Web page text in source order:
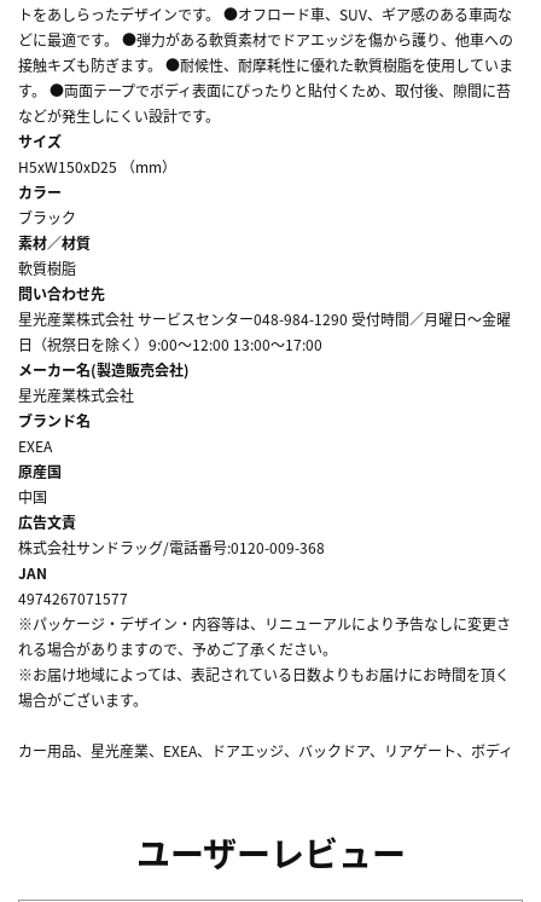
トをあしらったデザインです。 ●オフロード車、SUV、ギア感のある車両な
どに最適です。 ●弾力がある軟質素材でドアエッジを傷から護り、他車への
接触キズも防ぎます。 ●耐候性、耐摩耗性に優れた軟質樹脂を使用していま
す。 ●両面テープでボディ表面にぴったりと貼付くため、取付後、隙間に苔
などが発生しにくい設計です。
サイズ
H5xW150xD25 （mm）
カラー
ブラック
素材／材質
軟質樹脂
問い合わせ先
星光産業株式会社 サービスセンター048-984-1290 受付時間／月曜日～金曜
日（祝祭日を除く）9:00～12:00 13:00～17:00
メーカー名(製造販売会社)
星光産業株式会社
ブランド名
EXEA
原産国
中国
広告文責
株式会社サンドラッグ/電話番号:0120-009-368
JAN
4974267071577
※パッケージ・デザイン・内容等は、リニューアルにより予告なしに変更さ
れる場合がありますので、予めご了承ください。
※お届け地域によっては、表記されている日数よりもお届けにお時間を頂く
場合がございます。
カー用品、星光産業、EXEA、ドアエッジ、バックドア、リアゲート、ボディ
ユーザーレビュー